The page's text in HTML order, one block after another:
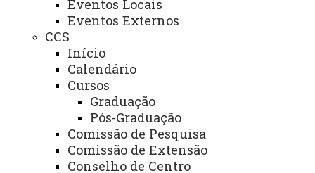
Eventos Locais
Eventos Externos
CCS
Início
Calendário
Cursos
Graduação
Pós-Graduação
Comissão de Pesquisa
Comissão de Extensão
Conselho de Centro
Endereço Campus
Foz do Iguaçu:
Av. Tarquínio Joslin
dos Santos, 1300
Foz do Iguaçu - PR -
CEP: 85870-650
Fone: (45) 3576-8100